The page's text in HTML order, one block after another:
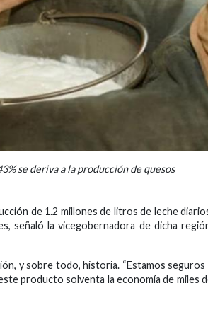
se deriva a la producción de quesos
de 1.2 millones de litros de leche
señaló la vicegobernadora de dicha
y sobre todo, historia. “Estamos seguros
producto solventa la economía de miles